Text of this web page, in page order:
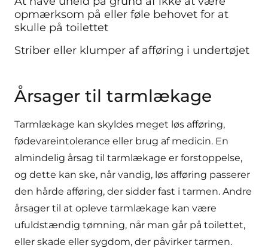
opmærksom på eller føle behovet for at
skulle på toilettet
Striber eller klumper af afføring i undertøjet
Årsager til tarmlækage
Tarmlækage kan skyldes meget løs afføring,
fødevareintolerance eller brug af medicin. En
almindelig årsag til tarmlækage er forstoppelse,
og dette kan ske, når vandig, løs afføring passerer
den hårde afføring, der sidder fast i tarmen. Andre
årsager til at opleve tarmlækage kan være
ufuldstændig tømning, når man går på toilettet,
eller skade eller sygdom, der påvirker tarmen.